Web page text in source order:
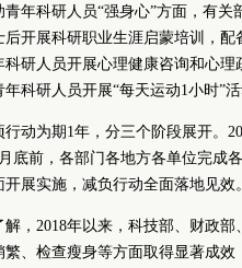
青年科研人员“强身心”方面，有
后开展科研职业生涯启蒙培训，
科研人员开展心理健康咨询和心
科研人员开展“每天运动1小时”活
行动为期1年，分三个阶段展开。
底前，各部门各地方各单位完成
开展实施，减负行动全面落地见效。
解，2018年以来，科技部、财政部
繁、检查瘦身等方面取得显著成效